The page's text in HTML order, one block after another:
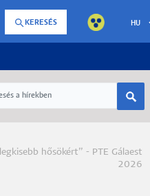
KERESÉS HU
hősökért” - PTE Gálaest
2026